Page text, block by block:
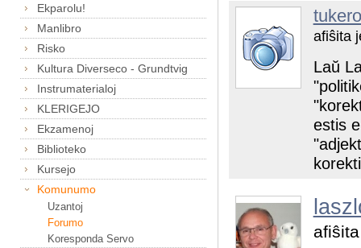
Ekparolu!
Manlibro
Risko
Kultura Diverseco - Grundtvig
Instrumaterialoj
KLERIGEJO
Ekzamenoj
Biblioteko
Kursejo
Komunumo
Uzantoj
Forumo
Koresponda Servo
tukero
afiŝita
Laŭ
estis